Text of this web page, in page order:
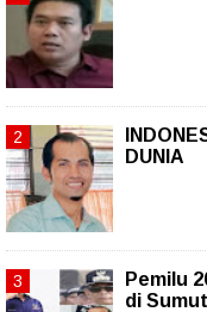
DUNIA
Pemilu
di Sumut